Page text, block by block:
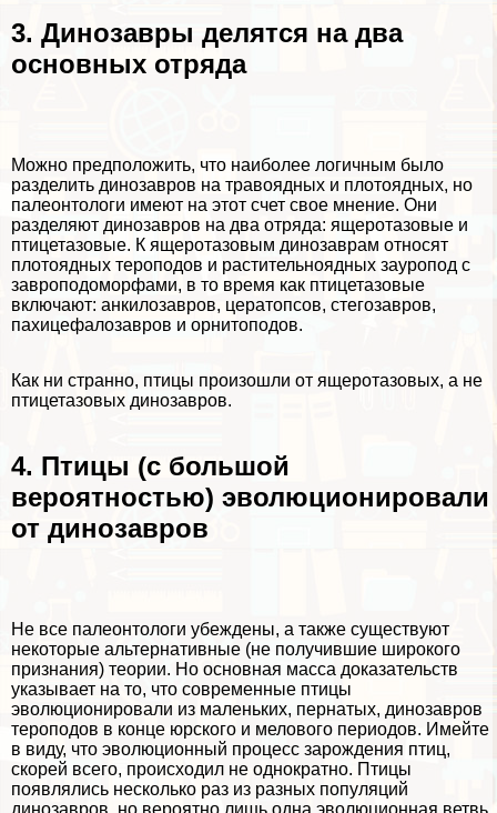
3. Динозавры делятся на два
основных отряда
Можно предположить, что наиболее логичным было
разделить динозавров на травоядных и плотоядных, но
палеонтологи имеют на этот счет свое мнение. Они
разделяют динозавров на два отряда: ящеротазовые и
птицетазовые. К ящеротазовым динозаврам относят
плотоядных тероподов и растительноядных зауропод с
завроподоморфами, в то время как птицетазовые
включают: анкилозавров, цератопсов, стегозавров,
пахицефалозавров и орнитоподов.
Как ни странно, птицы произошли от ящеротазовых, а не
птицетазовых динозавров.
4. Птицы (с большой
вероятностью) эволюционировали
от динозавров
Не все палеонтологи убеждены, а также существуют
некоторые альтернативные (не получившие широкого
признания) теории. Но основная масса доказательств
указывает на то, что современные птицы
эволюционировали из маленьких, пернатых, динозавров
тероподов в конце юрского и мелового периодов. Имейте
в виду, что эволюционный процесс зарождения птиц,
скорей всего, происходил не однократно. Птицы
появлялись несколько раз из разных популяций
динозавров, но вероятно лишь одна эволюционная ветвь